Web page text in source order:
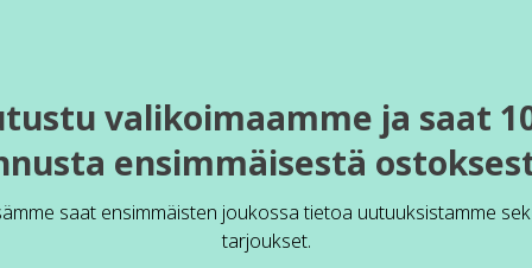
valikoimaamme ja saat
ensimmäisestä
saat ensimmäisten joukossa tietoa uutuuksistamme
tarjoukset.